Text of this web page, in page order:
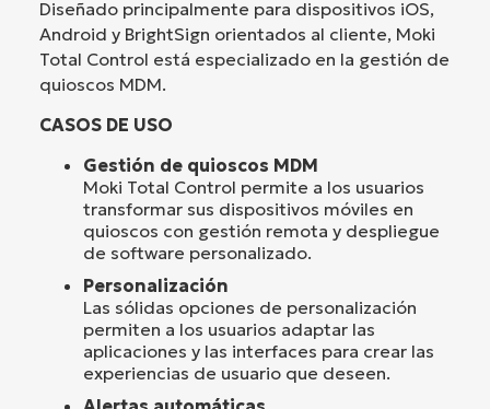
Diseñado principalmente para dispositivos iOS,
Android y BrightSign orientados al cliente, Moki
Total Control está especializado en la gestión de
quioscos MDM.
CASOS DE USO
Gestión de quioscos MDM
Moki Total Control permite a los usuarios
transformar sus dispositivos móviles en
quioscos con gestión remota y despliegue
de software personalizado.
Personalización
Las sólidas opciones de personalización
permiten a los usuarios adaptar las
aplicaciones y las interfaces para crear las
experiencias de usuario que deseen.